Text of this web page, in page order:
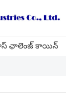
ఛాలెంజ్ కాయిన్